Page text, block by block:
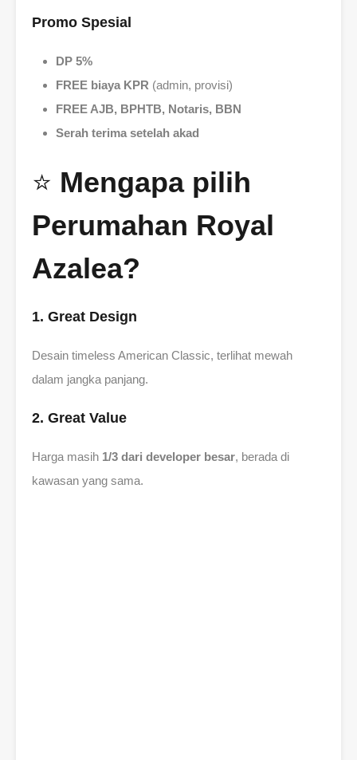
Promo Spesial
DP 5%
FREE biaya KPR (admin, provisi)
FREE AJB, BPHTB, Notaris, BBN
Serah terima setelah akad
⭐ Mengapa pilih
Perumahan Royal
Azalea?
1. Great Design
Desain timeless American Classic, terlihat mewah
dalam jangka panjang.
2. Great Value
Harga masih 1/3 dari developer besar, berada di
kawasan yang sama.